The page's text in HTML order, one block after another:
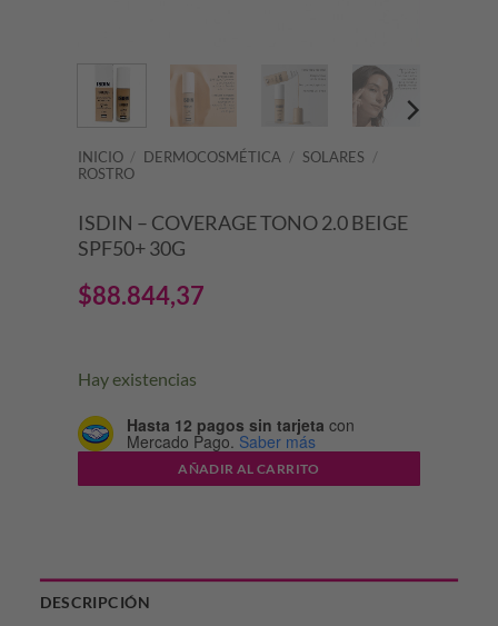
INICIO / DERMOCOSMÉTICA / SOLARES /
ROSTRO
ISDIN – COVERAGE TONO 2.0 BEIGE
SPF50+ 30G
$88.844,37
Hay existencias
Hasta 12 pagos sin tarjeta con
Mercado Pago. Saber más
AÑADIR AL CARRITO
DESCRIPCIÓN